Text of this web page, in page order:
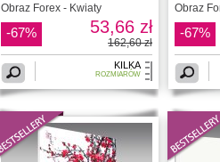
Obraz Forex - Kwiaty
-67% 53,66 zł
162,60 zł
KILKA
ROZMIARÓW
Obraz
-67%